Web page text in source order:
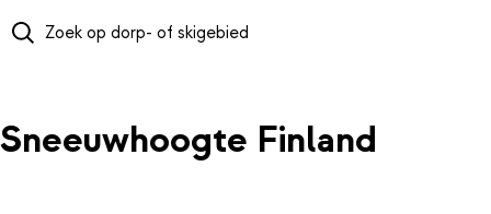
Sneeuwhoogte Finland